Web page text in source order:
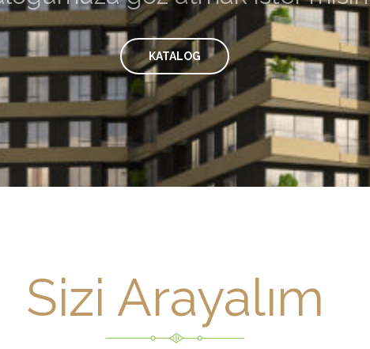
KATALOG
Sizi Arayalım